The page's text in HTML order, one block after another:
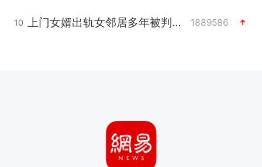
10 上门女婿出轨女邻居多年被判重婚罪 1889586